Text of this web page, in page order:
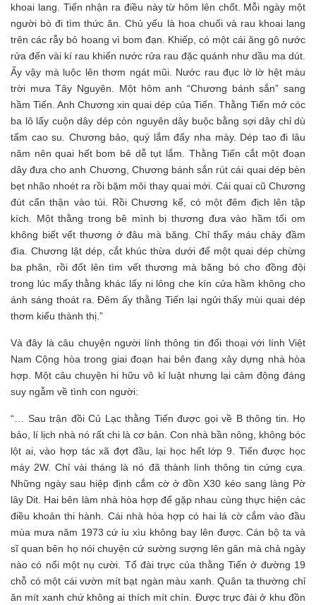
khoai lang. Tiến nhận ra điều này từ hôm lên chốt. Mỗi ngày một
người bò đi tìm thức ăn. Chủ yếu là hoa chuối và rau khoai lang
trên các rẫy bỏ hoang vì bom đạn. Khiếp, có một cái ăng gô nước
rửa đến vài kí rau khiến nước rửa rau đặc quánh như dầu ma dút.
Ấy vậy mà luộc lên thơm ngát mũi. Nước rau đục lờ lờ hệt màu
trời mưa Tây Nguyên. Một hôm anh “Chương bánh sắn” sang
hầm Tiến. Anh Chương xin quai dép của Tiến. Thằng Tiến mở cóc
ba lô lấy cuộn dây dép còn nguyên dây buộc bằng sợi dây chỉ dù
tẩm cao su. Chương bảo, quý lắm đấy nha mày. Dép tao đi lâu
năm nên quai hết bom bê dễ tụt lắm. Thằng Tiến cắt một đoạn
dây đưa cho anh Chương, Chương bánh sắn rút cái quai dép bèn
bẹt nhão nhoét ra rồi bặm môi thay quai mới. Cái quai cũ Chương
đút cẩn thận vào túi. Rồi Chương kể, có một đêm địch lên tập
kích. Một thằng trong bê mình bị thương đưa vào hầm tối om
không biết vết thương ở đâu mà băng. Chỉ thấy máu chảy đầm
đìa. Chương lật dép, cắt khúc thừa dưới đế một quai dép chừng
ba phân, rồi đốt lên tìm vết thương mà băng bó cho đồng đội
trong lúc mấy thằng khác lấy ni lông che kín cửa hầm không cho
ánh sáng thoát ra. Đêm ấy thằng Tiến lại ngửi thấy mùi quai dép
thơm kiểu thành thị.”
Và đây là câu chuyện người lính thông tin đối thoại với lính Việt
Nam Cộng hòa trong giai đoạn hai bên đang xây dựng nhà hòa
hợp. Một câu chuyện hi hữu vô kỉ luật nhưng lại cảm động đáng
suy ngẫm về tình con người:
“… Sau trận đồi Củ Lạc thằng Tiến được gọi về B thông tin. Họ
bảo, lí lịch nhà nó rất chi là cơ bản. Con nhà bần nông, không bóc
lột ai, vào hợp tác xã đợt đầu, lại học hết lớp 9. Tiến được học
máy 2W. Chỉ vài tháng là nó đã thành lính thông tin cứng cựa.
Những ngày sau hiệp định cắm cờ ở đồn X30 kéo sang làng Pờ
lây Dit. Hai bên làm nhà hòa hợp để gặp nhau cùng thực hiện các
điều khoản thi hành. Cái nhà hòa hợp có hai lá cờ cắm vào đầu
mùa mưa năm 1973 cứ ỉu xìu không bay lên được. Cán bộ ta và
sĩ quan bên họ nói chuyện cứ sường sượng lên gân mà chả ngày
nào có nổi một nụ cười. Tổ đài trực của thằng Tiến ở đường 19
chỗ có một cái vườn mít bạt ngàn màu xanh. Quân ta thường chỉ
ăn mít xanh chứ không ai thích mít chín. Được trực đài ở khu đồn